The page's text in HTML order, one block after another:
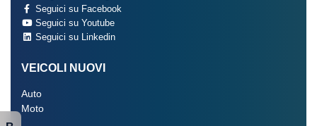
Seguici su Facebook
Seguici su Youtube
Seguici su Linkedin
VEICOLI NUOVI
Auto
Moto